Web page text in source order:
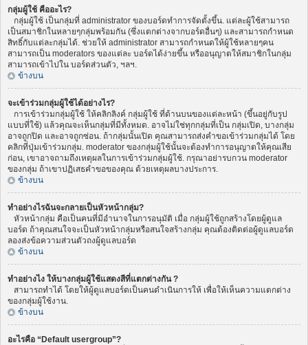
กลุ่มผู้ใช้ คืออะไร?
กลุ่มผู้ใช้ เป็นกลุ่มที่ administrator ของบอร์ดทำการจัดตั้งขึ้น. แต่ละผู้ใช้สามารถ
เป็นสมาชิกในหลายๆกลุ่มพร้อมกัน (ซึ่งแตกต่างจากบอร์ดอื่นๆ) และสามารถกำหนด
สิทธิ์กับแต่ละกลุ่มได้. ช่วยให้ administrator สามารถกำหนดให้ผู้ใช้หลายๆคน
สามารถเป็น moderators ของแต่ละ บอร์ดได้ง่ายขึ้น หรืออนุญาตให้สมาชิกในกลุ่ม
สามารถเข้าไปใน บอร์ดส่วนตัว, ฯลฯ.
ข้างบน
จะเข้าร่วมกลุ่มผู้ใช้ได้อย่างไร?
การเข้าร่วมกลุ่มผู้ใช้ ให้คลิกลิงค์ กลุ่มผู้ใช้ ที่ด้านบนของแต่ละหน้า (ขึ้นอยู่กับรูป
แบบที่ใช้) แล้วคุณจะเห็นกลุ่มที่มีทั้งหมด. อาจไม่ใช่ทุกกลุ่มที่เป็น กลุ่มเปิด, บางกลุ่ม
อาจถูกปิด และอาจถูกซ่อน. ถ้ากลุ่มนั้นเปิด คุณสามารถส่งคำขอเข้าร่วมกลุ่มได้ โดย
คลิกที่ปุ่มเข้าร่วมกลุ่ม. moderator ของกลุ่มผู้ใช้นั้นจะต้องทำการอนุญาตให้คุณเสีย
ก่อน, เขาอาจถามถึงเหตุผลในการเข้าร่วมกลุ่มผู้ใช้. กรุณาอย่ารบกวน moderator
ของกลุ่ม ถ้าเขาปฏิเสธคำขอของคุณ ด้วยเหตุผลบางประการ.
ข้างบน
ทำอย่างไรฉันจะกลายเป็นหัวหน้ากลุ่ม?
หัวหน้ากลุ่ม คือเป็นคนที่มีอำนาจในการอนุมัติ เมื่อ กลุ่มผู้ใช้ถูกสร้างโดยผู้ดูแล
บอร์ด ถ้าคุณสนใจจะเป็นหัวหน้ากลุ่มหรือสนใจสร้างกลุ่ม คุณต้องติดต่อผู้ดูแลบอร์ด
ลองส่งข้อความส่วนตัวถงผู้ดูแลบอร์ด
ข้างบน
ทำอย่างไง ให้บางกลุ่มผู้ใช้แสดงสีที่แตกต่างกัน ?
สามารถทำได้ โดยให้ผู้ดูแลบอร์ดเป็นคนดำเนินการให้ เพื่อให้เห็นความแตกต่าง
ของกลุ่มผู้ใช้งาน.
ข้างบน
อะไรคือ “Default usergroup”?